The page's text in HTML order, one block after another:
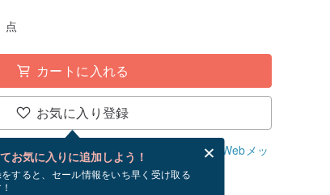
点
カートに入れる
お気に入り登録
お気に入りに追加しよう！
すると、セール情報をいち早く受け取る
Webメッセージカードを作成できます。
Webメッ